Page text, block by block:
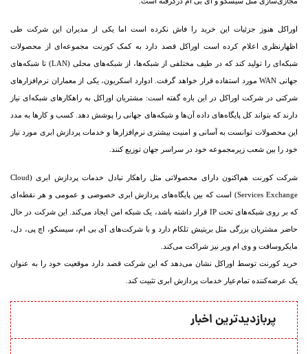
اوراکل هنوز جزئیات این خرید را فاش نکرده است اما یکی از مدیران این شرکت طی
اظهارنظری اعلام کرده است اوراکل قصد دارد به کمک کورنت مجموعه‌‏ای از محصولات
شبکه‌‏ای را تولید کند که در طیف مختلفی از شبکه‏‌ها، از شبکه‏‌های محلی (LAN) تا شبکه‌‏های
جهانی WAN مورد استفاده قرار خواهد گرفت. ادوارد اسکریون، یکی از معماران نرم‌‏افزارهای
شرکتی در شرکت اوراکل در این باره گفته است: مشتریان اوراکل به راهکارهای شبکه‌‏ای نیاز
دارند که بتواند کل پایگاه‌‏های داده‏ آن‌ها و شبکه‏‌های جهانی را پوشش دهد. کسب و کار‌ها به مدد
این محصولات توانست به آسانی و امنیت بیشتری نرم‌‏افزار‌ها و خدمات پردازش ابری مورد نیاز
خود را بین شعب زیرمجموعه خود در سراسر جهان توزیع کنند.
شرکت کورنت هم‌‏اکنون دارای محصولاتی مثل راهکار تبادل خدمات پردازش ابری (Cloud
Services Exchange) است که بین پایگاه‏‌های پردازش ابری خصوصی و عمومی و هر نقطه‌‏ای
که بر روی شبکه‌‏های تحت IP قرار داشته باشد، یک شبکه امن ایجاد می‌‏کند. این شرکت در حال
حاضر مشتریان بزرگی مثل بریتیش تلکام دارد و با شرکت‏‌های آی بی‌ ام، سیسکو، اچ پی، دل،
مایکروسافت و وی‌ ام ویر نیز شراکت می‌‏کند.
خرید کورنت توسط اوراکل نشان می‌‏دهد که این شرکت قصد دارد موقعیت خود را به عنوان
یک عرضه‏‌کننده تمام‌عیار خدمات پردازش ابری تثبیت کند.
پربازدیدترین اخبار